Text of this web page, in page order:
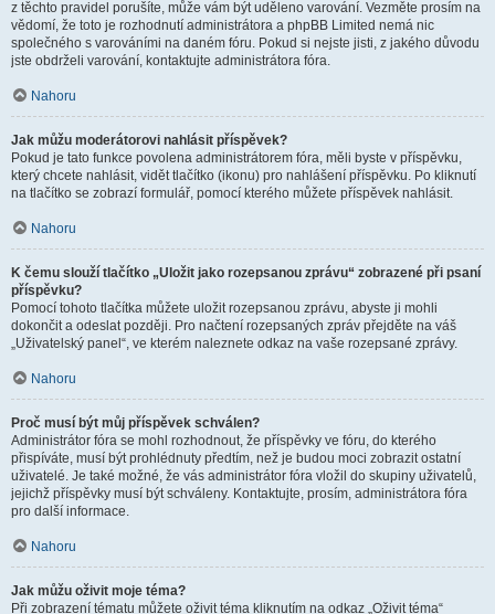
z těchto pravidel porušíte, může vám být uděleno varování. Vezměte prosím na
vědomí, že toto je rozhodnutí administrátora a phpBB Limited nemá nic
společného s varováními na daném fóru. Pokud si nejste jisti, z jakého důvodu
jste obdrželi varování, kontaktujte administrátora fóra.
Nahoru
Jak můžu moderátorovi nahlásit příspěvek?
Pokud je tato funkce povolena administrátorem fóra, měli byste v příspěvku,
který chcete nahlásit, vidět tlačítko (ikonu) pro nahlášení příspěvku. Po kliknutí
na tlačítko se zobrazí formulář, pomocí kterého můžete příspěvek nahlásit.
Nahoru
K čemu slouží tlačítko „Uložit jako rozepsanou zprávu“ zobrazené při psaní
příspěvku?
Pomocí tohoto tlačítka můžete uložit rozepsanou zprávu, abyste ji mohli
dokončit a odeslat později. Pro načtení rozepsaných zpráv přejděte na váš
„Uživatelský panel“, ve kterém naleznete odkaz na vaše rozepsané zprávy.
Nahoru
Proč musí být můj příspěvek schválen?
Administrátor fóra se mohl rozhodnout, že příspěvky ve fóru, do kterého
přispíváte, musí být prohlédnuty předtím, než je budou moci zobrazit ostatní
uživatelé. Je také možné, že vás administrátor fóra vložil do skupiny uživatelů,
jejichž příspěvky musí být schváleny. Kontaktujte, prosím, administrátora fóra
pro další informace.
Nahoru
Jak můžu oživit moje téma?
Při zobrazení tématu můžete oživit téma kliknutím na odkaz „Oživit téma“